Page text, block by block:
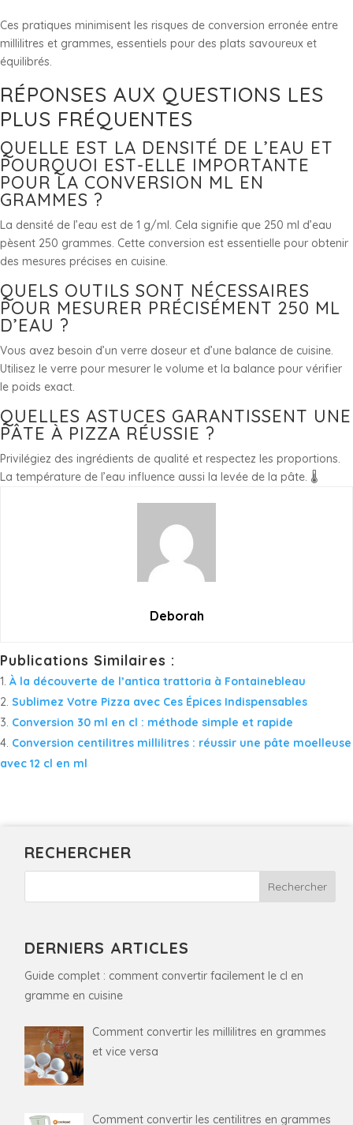
Ces pratiques minimisent les risques de conversion erronée entre
millilitres et grammes, essentiels pour des plats savoureux et
équilibrés.
RÉPONSES AUX QUESTIONS LES
PLUS FRÉQUENTES
QUELLE EST LA DENSITÉ DE L’EAU ET
POURQUOI EST-ELLE IMPORTANTE
POUR LA CONVERSION ML EN
GRAMMES ?
La densité de l’eau est de 1 g/ml. Cela signifie que 250 ml d’eau
pèsent 250 grammes. Cette conversion est essentielle pour obtenir
des mesures précises en cuisine.
QUELS OUTILS SONT NÉCESSAIRES
POUR MESURER PRÉCISÉMENT 250 ML
D’EAU ?
Vous avez besoin d’un verre doseur et d’une balance de cuisine.
Utilisez le verre pour mesurer le volume et la balance pour vérifier
le poids exact.
QUELLES ASTUCES GARANTISSENT UNE
PÂTE À PIZZA RÉUSSIE ?
Privilégiez des ingrédients de qualité et respectez les proportions.
La température de l’eau influence aussi la levée de la pâte. 🌡️
Deborah
Publications Similaires :
À la découverte de l’antica trattoria à Fontainebleau
Sublimez Votre Pizza avec Ces Épices Indispensables
Conversion 30 ml en cl : méthode simple et rapide
Conversion centilitres millilitres : réussir une pâte moelleuse
avec 12 cl en ml
RECHERCHER
DERNIERS ARTICLES
Guide complet : comment convertir facilement le cl en
gramme en cuisine
Comment convertir les millilitres en grammes
et vice versa
Comment convertir les centilitres en grammes